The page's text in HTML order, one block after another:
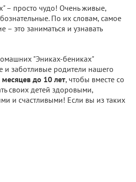
– просто чудо! Очень живые,
По их словам, самое
– это заниматься и узнавать
"Эниках-бениках"
и заботливые родители нашего
до 10 лет, чтобы вместе со
своих детей здоровыми,
и счастливыми! Если вы из таких